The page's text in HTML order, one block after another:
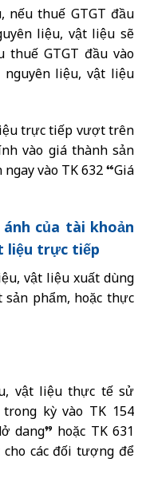
thuế GTGT đầu
liệu, vật liệu sẽ
thuế GTGT đầu vào
liệu, vật liệu
trực tiếp vượt trên
vào giá thành sản
vào TK 632 “Giá
của tài khoản
liệu trực tiếp
vật liệu xuất dùng
phẩm, hoặc thực
vật liệu thực tế sử
kỳ vào TK 154
dang” hoặc TK 631
các đối tượng để